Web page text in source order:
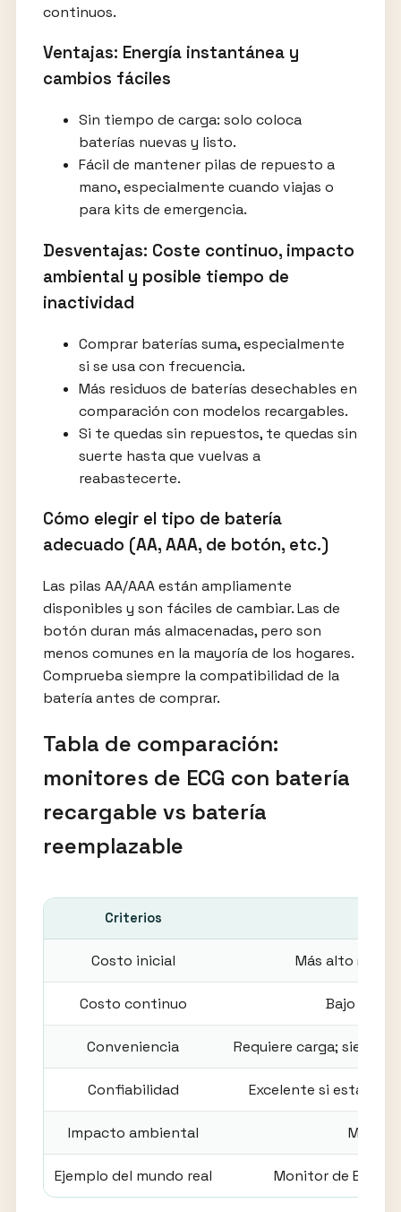
continuos.
Ventajas: Energía instantánea y
cambios fáciles
Sin tiempo de carga: solo coloca
baterías nuevas y listo.
Fácil de mantener pilas de repuesto a
mano, especialmente cuando viajas o
para kits de emergencia.
Desventajas: Coste continuo, impacto
ambiental y posible tiempo de
inactividad
Comprar baterías suma, especialmente
si se usa con frecuencia.
Más residuos de baterías desechables en
comparación con modelos recargables.
Si te quedas sin repuestos, te quedas sin
suerte hasta que vuelvas a
reabastecerte.
Cómo elegir el tipo de batería
adecuado (AA, AAA, de botón, etc.)
Las pilas AA/AAA están ampliamente
disponibles y son fáciles de cambiar. Las de
botón duran más almacenadas, pero son
menos comunes en la mayoría de los hogares.
Comprueba siempre la compatibilidad de la
batería antes de comprar.
Tabla de comparación:
monitores de ECG con batería
recargable vs batería
reemplazable
Criterios
Costo inicial Más alto (el
Costo continuo Bajo (sin
Conveniencia Requiere carga;
Confiabilidad Excelente si está
Impacto ambiental
Ejemplo del mundo real Monitor de ECG